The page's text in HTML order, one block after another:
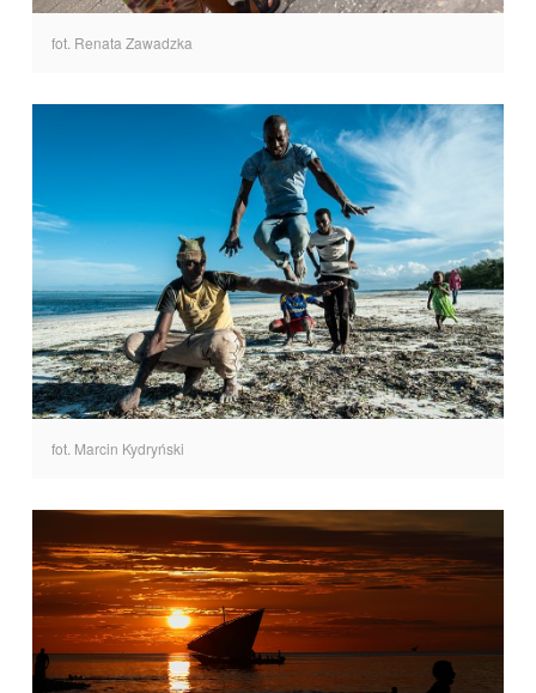
fot. Renata Zawadzka
fot. Marcin Kydryński